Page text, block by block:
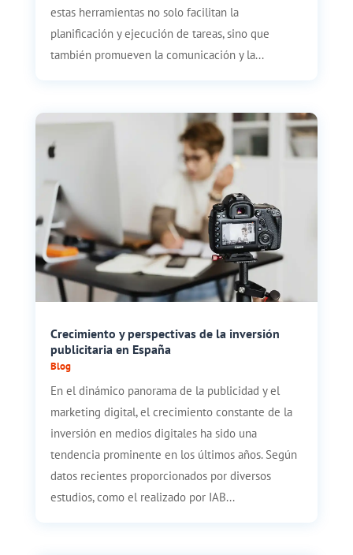
estas herramientas no solo facilitan la
planificación y ejecución de tareas, sino que
también promueven la comunicación y la...
Crecimiento y perspectivas de la inversión
publicitaria en España
Blog
En el dinámico panorama de la publicidad y el
marketing digital, el crecimiento constante de la
inversión en medios digitales ha sido una
tendencia prominente en los últimos años. Según
datos recientes proporcionados por diversos
estudios, como el realizado por IAB...